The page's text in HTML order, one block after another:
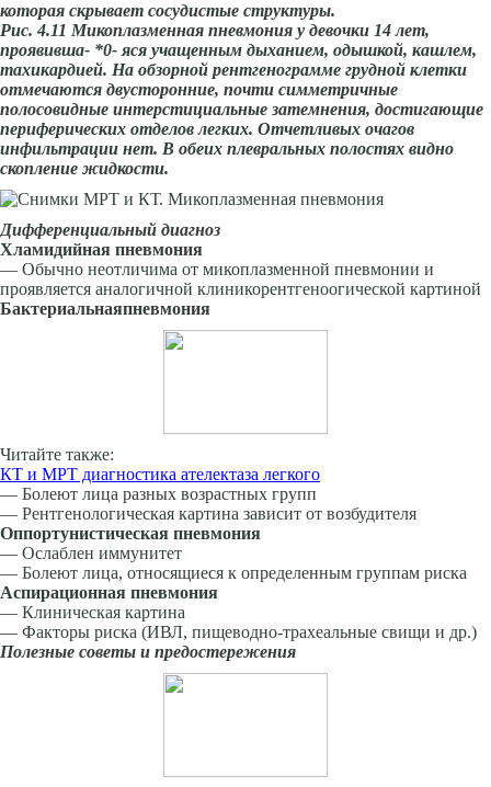
которая скрывает сосудистые структуры.
Рис. 4.11 Микоплазменная пнев­мония у девочки 14 лет,
проявивша- *0- яся учащенным дыханием, одыш­кой, кашлем,
тахикардией. На об­зорной рентгенограмме грудной клетки
отмечаются двусторонние, почти симметричные
полосовидные интерстициальные затемнения, достигающие
периферических отделов легких. Отчетливых очагов
инфильтрации нет. В обеих плев­ральных полостях видно
скопление жидкости.
Дифференциальный диагноз
Хламидийная пневмония
— Обычно неотличима от микоплазменной пневмонии и
проявляется аналогичной клиникорентгеноогической картиной
Бактериальнаяпневмония
Читайте также:
КТ и МРТ диагностика ателектаза легкого
— Болеют лица разных возрастных групп
— Рентгенологическая картина зависит от возбуди­теля
Оппортунистическая пневмония
— Ослаблен иммунитет
— Болеют лица, относящиеся к определенным груп­пам риска
Аспирационная пневмония
— Клиническая картина
— Факторы риска (ИВЛ, пищеводно-трахеальные свищи и др.)
Полезные советы и предостережения